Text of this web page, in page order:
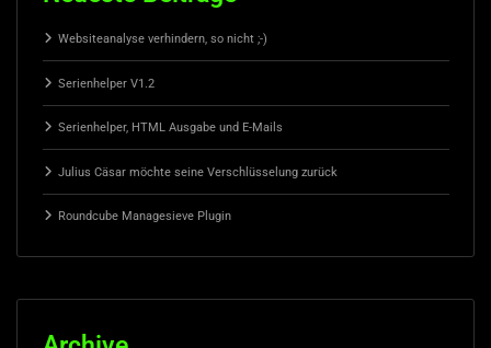
Websiteanalyse verhindern, so nicht ;-)
Serienhelper V1.2
Serienhelper, HTML Ausgabe und E-Mails
Julius Cäsar möchte seine Verschlüsselung zurück
Roundcube Managesieve Plugin